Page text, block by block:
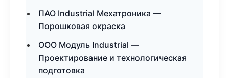
ПАО Industrial Мехатроника —
Порошковая окраска
ООО Модуль Industrial —
Проектирование и технологическая
подготовка